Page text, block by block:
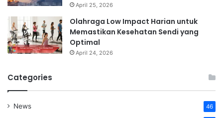
April 25, 2026
Olahraga Low Impact Harian untuk
Memastikan Kesehatan Sendi yang
Optimal
April 24, 2026
Categories
News 46